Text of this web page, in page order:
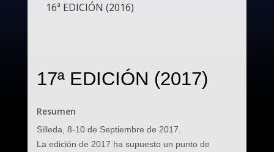
16ª EDICIÓN (2016)
17ª EDICIÓN (2017)
Resumen
Silleda, 8-10 de Septiembre de 2017.
La edición de 2017 ha supuesto un punto de